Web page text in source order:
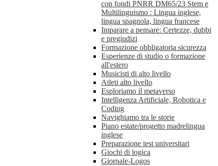
con fondi PNRR DM65/23 Stem e
Multilinguismo : Lingua inglese,
lingua spagnola, lingua francese
Imparare a pensare: Certezze, dubbi
e pregiudizi
Formazione obbligatoria sicurezza
Esperienze di studio o formazione
all'estero
Musicisti di alto livello
Atleti alto livello
Esploriamo il metaverso
Intelligenza Artificiale, Robotica e
Coding
Navighiamo tra le storie
Piano estate/progetto madrelingua
inglese
Preparazione test universitari
Giochi di logica
Giornale-Logos